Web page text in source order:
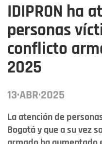
IDIPRON ha
personas
conflicto
2025
13·ABR·2025
La atención de
Bogotá y que a su vez